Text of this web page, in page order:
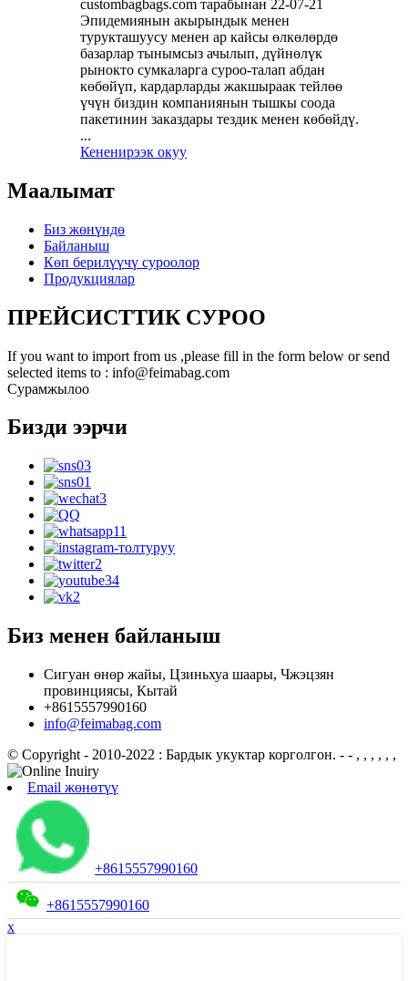
custombagbags.com тарабынан 22-07-21
Эпидемиянын акырындык менен
турукташуусу менен ар кайсы өлкөлөрдө
базарлар тынымсыз ачылып, дүйнөлүк
рынокто сумкаларга суроо-талап абдан
көбөйүп, кардарларды жакшыраак тейлөө
үчүн биздин компаниянын тышкы соода
пакетинин заказдары тездик менен көбөйдү.
...
Кененирээк окуу
Маалымат
Биз жөнүндө
Байланыш
Көп берилүүчү суроолор
Продукциялар
ПРЕЙСИСТТИК СУРОО
If you want to import from us ,please fill in the form below or send
selected items to : info@feimabag.com
Сурамжылоо
Бизди ээрчи
Биз менен байланыш
Сигуан өнөр жайы, Цзиньхуа шаары, Чжэцзян
провинциясы, Кытай
+8615557990160
info@feimabag.com
© Copyright - 2010-2022 : Бардык укуктар корголгон. - - , , , , , ,
Email жөнөтүү
+8615557990160
+8615557990160
x